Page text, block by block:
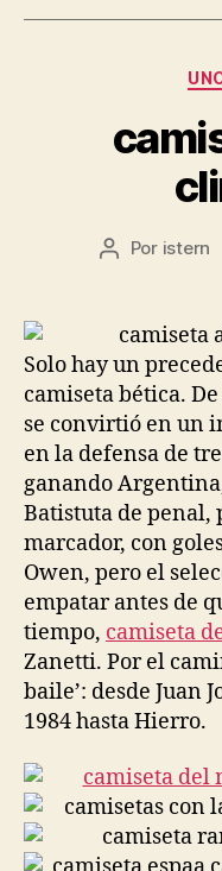
Autor
entrada
Por istern
Solo hay un
camiseta bética.
se convirtió en un
en la defensa de
ganando
Batistuta de
marcador, con
Owen, pero el
empatar antes de
tiempo, camiseta
Zanetti. Por el
baile’: desde Juan
1984 hasta Hierro.